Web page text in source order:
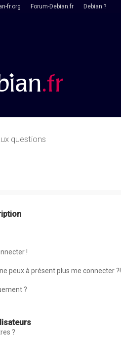
fr.org Forum-Debian.fr Debian ?
questions
!
peux à présent plus me connecter ?!
?
?